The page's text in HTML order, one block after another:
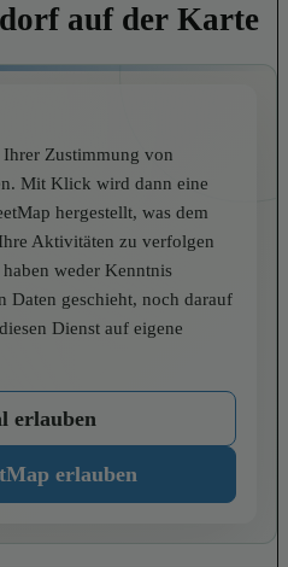
auf der Karte
Zustimmung von
Mit Klick wird dann eine
hergestellt, was dem
Aktivitäten zu verfolgen
weder Kenntnis
Daten geschieht, noch darauf
Dienst auf eigene
erlauben
erlauben